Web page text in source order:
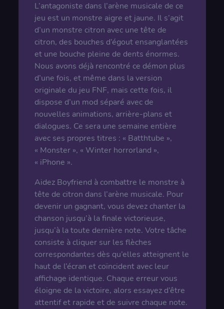
L’antagoniste dans l’arène musicale de ce
jeu est un monstre aigre et jaune. Il s’agit
d’un monstre citron avec une tête de
citron, des bouches d’égout ensanglantées
et une bouche pleine de dents énormes.
Nous avons déjà rencontré ce démon plus
d’une fois, et même dans la version
originale du jeu FNF, mais cette fois, il
dispose d’un mod séparé avec de
nouvelles animations, arrière-plans et
dialogues. Ce sera une semaine entière
avec ses propres titres : « Batthtube »,
« Monster », « Winter horrorland »,
« iPhone ».
Aidez Boyfriend à combattre le monstre à
tête de citron dans l’arène musicale. Pour
devenir un gagnant, vous devez chanter la
chanson jusqu’à la finale victorieuse,
jusqu’à la toute dernière note. Votre tâche
consiste à cliquer sur les flèches
correspondantes dès qu’elles atteignent le
haut de l’écran et coïncident avec leur
affichage identique. Chaque erreur vous
éloigne de la victoire, alors essayez d’être
attentif et rapide et de suivre chaque note.